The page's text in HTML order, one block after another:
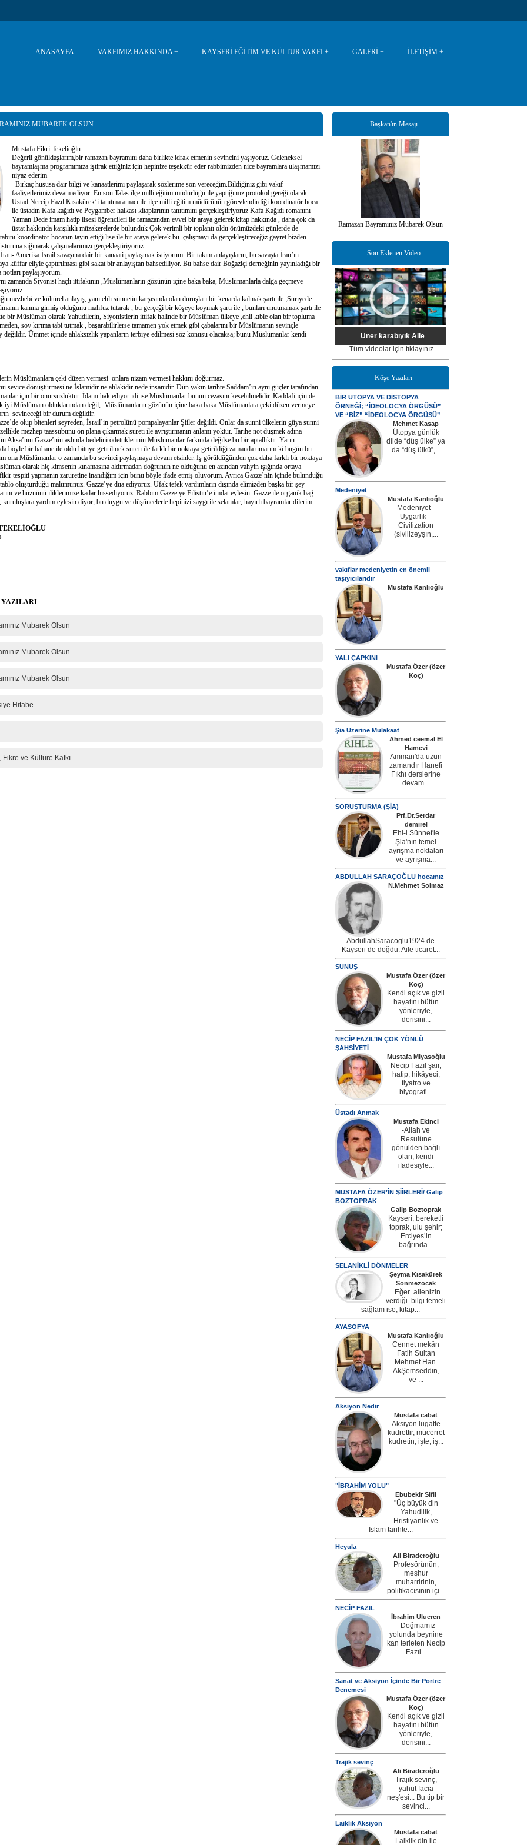
ANASAYFA VAKFIMIZ HAKKINDA KAYSERİ EĞİTİM VE KÜLTÜR VAKFI GALERİ İLETİŞİM
MUBAREK OLSUN
Mustafa Fikri Tekelioğlu
Değerli gönüldaşlarım,bir ramazan bayramını daha birlikte idrak etmenin sevincini yaşıyoruz. Geleneksel
bayramlaşma programımıza iştirak ettiğiniz için hepinize teşekkür eder rabbimizden nice bayramlara ulaşmamızı
niyaz ederim
Birkaç hususa dair bilgi ve kanaatlerimi paylaşarak sözlerime son vereceğim.Bildiğiniz gibi vakıf
faaliyetlerimiz devam ediyor .En son Talas ilçe milli eğitim müdürlüğü ile yaptığımız protokol gereği olarak
Üstad Nercip Fazıl Kısakürek’i tanıtma amacı ile ilçe milli eğitim müdürünün görevlendirdiği koordinatör hoca
ile üstadın Kafa kağıdı ve Peygamber halkası kitaplarının tanıtımını gerçekleştiriyoruz Kafa Kağıdı romanını
Yaman Dede imam hatip lisesi öğrencileri ile ramazandan evvel bir araya gelerek kitap hakkında , daha çok da
üstat hakkında karşılıklı müzakerelerde bulunduk Çok verimli bir toplantı oldu önümüzdeki günlerde de
koordinatör hocanın tayin ettiği lise ile bir araya gelerek bu çalışmayı da gerçekleştireceğiz gayret bizden
sığınarak çalışmalarımızı gerçekleştiriyoruz
Amerika İsrail savaşına dair bir kanaati paylaşmak istiyorum. Bir takım anlayışların, bu savaşta İran’ın
küffar eliyle çaptırılması gibi sakat bir anlayıştan bahsediliyor. Bu bahse dair Boğaziçi derneğinin yayınladığı bir
notları paylaşıyorum.
zamanda Siyonist haçlı ittifakının ,Müslümanların gözünün içine baka baka, Müslümanlarla dalga geçmeye
mezhebi ve kültürel anlayış, yani ehli sünnetin karşısında olan duruşları bir kenarda kalmak şartı ile ;Suriyede
kanına girmiş olduğunu mahfuz tutarak , bu gerçeği bir köşeye koymak şartı ile , bunları unutmamak şartı ile
bir Müslüman olarak Yahudilerin, Siyonistlerin ittifak halinde bir Müslüman ülkeye ,ehli kıble olan bir topluma
soy kırıma tabi tutmak , başarabilirlerse tamamen yok etmek gibi çabalarını bir Müslümanın sevinçle
değildir. Ümmet içinde ahlaksızlık yapanların terbiye edilmesi söz konusu olacaksa; bunu Müslümanlar kendi
Müslümanlara çeki düzen vermesi onlara nizam vermesi hakkını doğurmaz.
sevice dönüştürmesi ne İslamidir ne ahlakidir nede insanidir. Dün yakın tarihte Saddam’ın aynı güçler tarafından
için bir onursuzluktur. İdamı hak ediyor idi ise Müslümanlar bunun cezasını kesebilmelidir. Kaddafi için de
iyi Müslüman olduklarından değil, Müslümanların gözünün içine baka baka Müslümanlara çeki düzen vermeye
sevineceği bir durum değildir.
olup bitenleri seyreden, İsrail’in petrolünü pompalayanlar Şiiler değildi. Onlar da sunni ülkelerin güya sunni
mezhep taassubunu ön plana çıkarmak sureti ile ayrıştırmanın anlamı yoktur. Tarihe not düşmek adına
Aksa’nın Gazze’nin aslında bedelini ödettiklerinin Müslümanlar farkında değilse bu bir aptallıktır. Yarın
böyle bir bahane ile oldu bittiye getirilmek sureti ile farklı bir noktaya getirildiği zamanda umarım ki bugün bu
ona Müslümanlar o zamanda bu sevinci paylaşmaya devam etsinler. İş görüldüğünden çok daha farklı bir noktaya
olarak hiç kimsenin kınamasına aldırmadan doğrunun ne olduğunu en azından vahyin ışığında ortaya
tespiti yapmanın zaruretine inandığım için bunu böyle ifade etmiş oluyorum. Ayrıca Gazze’nin içinde bulunduğu
oluşturduğu malumunuz. Gazze’ye dua ediyoruz. Ufak tefek yardımların dışında elimizden başka bir şey
ve hüznünü iliklerimize kadar hissediyoruz. Rabbim Gazze ye Filistin’e imdat eylesin. Gazze ile organik bağ
kuruluşlara yardım eylesin diyor, bu duygu ve düşüncelerle hepinizi saygı ile selamlar, hayırlı bayramlar dilerim.
YAZILARI
Mubarek Olsun
Mubarek Olsun
Mubarek Olsun
Hitabe
Fikre ve Kültüre Katkı
Başkan'ın Mesajı
Ramazan Bayramınız Mubarek Olsun
Son Eklenen Video
Üner karabıyık Aile
Tüm videolar için tıklayınız.
Köşe Yazıları
BİR ÜTOPYA VE DİSTOPYA
ÖRNEĞİ; “İDEOLOCYA ÖRGÜSÜ”
VE “BİZ” “İDEOLOCYA ÖRGÜSÜ”
Mehmet Kasap
Ütopya günlük
dilde “düş ülke” ya
da “düş ülkü”,...
Medeniyet
Mustafa Kanlıoğlu
Medeniyet -
Uygarlık –
Civilization
(sivilizeyşın,...
vakıflar medeniyetin en önemli
taşıyıcılarıdır
Mustafa Kanlıoğlu
YALI ÇAPKINI
Mustafa Özer (özer
Koç)
Şia Üzerine Mülakaat
Ahmed ceemal El
Hamevi
Amman'da uzun
zamandır Hanefi
Fıkhı derslerine
devam...
SORUŞTURMA (ŞİA)
Prf.Dr.Serdar
demirel
Ehl-i Sünnet'le
Şia'nın temel
ayrışma noktaları
ve ayrışma...
ABDULLAH SARAÇOĞLU hocamız
N.Mehmet Solmaz
AbdullahSaracoglu1924 de
Kayseri de doğdu. Aile ticaret...
SUNUŞ
Mustafa Özer (özer
Koç)
Kendi açık ve gizli
hayatını bütün
yönleriyle,
derisini...
NECİP FAZIL’IN ÇOK YÖNLÜ
ŞAHSİYETİ
Mustafa Miyasoğlu
Necip Fazıl şair,
hatip, hikâyeci,
tiyatro ve
biyografi...
Üstadı Anmak
Mustafa Ekinci
-Allah ve
Resulüne
gönülden bağlı
olan, kendi
ifadesiyle...
MUSTAFA ÖZER’İN ŞİİRLERİ/ Galip
BOZTOPRAK
Galip Boztoprak
Kayseri; bereketli
toprak, ulu şehir;
Erciyes’in
bağrında...
SELANİKLİ DÖNMELER
Şeyma Kısakürek
Sönmezocak
Eğer ailenizin
verdiği bilgi temeli
sağlam ise; kitap...
AYASOFYA
Mustafa Kanlıoğlu
Cennet mekân
Fatih Sultan
Mehmet Han.
AkŞemseddin,
ve ...
Aksiyon Nedir
Mustafa cabat
Aksiyon lugatte
kudrettir, mücerret
kudretin, işte, iş...
"İBRAHİM YOLU"
Ebubekir Sifil
"Üç büyük din
Yahudilik,
Hristiyanlık ve
İslam tarihte...
Heyula
Ali Biraderoğlu
Profesörünün,
meşhur
muharririnin,
politikacısının içi...
NECİP FAZIL
İbrahim Ulueren
Doğmamız
yolunda beynine
kan terleten Necip
Fazıl...
Sanat ve Aksiyon İçinde Bir Portre
Denemesi
Mustafa Özer (özer
Koç)
Kendi açık ve gizli
hayatını bütün
yönleriyle,
derisini...
Trajik sevinç
Ali Biraderoğlu
Trajik sevinç,
yahut facia
neş'esi... Bu tip bir
sevinci...
Laiklik Aksiyon
Mustafa cabat
Laiklik din ile